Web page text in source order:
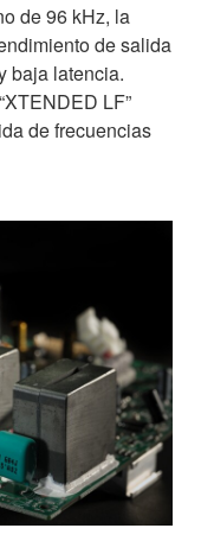
de 96 kHz, la
de salida
baja latencia.
LF”
de frecuencias